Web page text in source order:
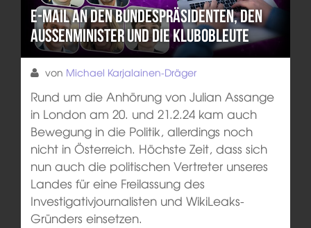
E-Mail an den Bundespräsidenten, den
Außenminister und die Klubobleute
von Michael Karjalainen-Dräger
Rund um die Anhörung von Julian Assange
in London am 20. und 21.2.24 kam auch
Bewegung in die Politik, allerdings noch
nicht in Österreich. Höchste Zeit, dass sich
nun auch die politischen Vertreter unseres
Landes für eine Freilassung des
Investigativjournalisten und WikiLeaks-
Gründers einsetzen.